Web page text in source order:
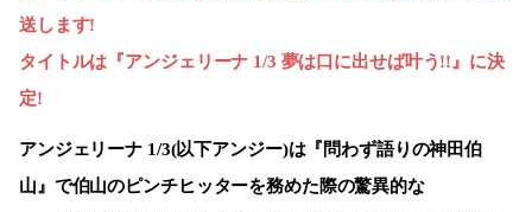
送します!
タイトルは『アンジェリーナ 1/3 夢は口に出せば叶う!!』に決
定!
アンジェリーナ 1/3(以下アンジー)は『問わず語りの神田伯
山』で伯山のピンチヒッターを務めた際の驚異的な